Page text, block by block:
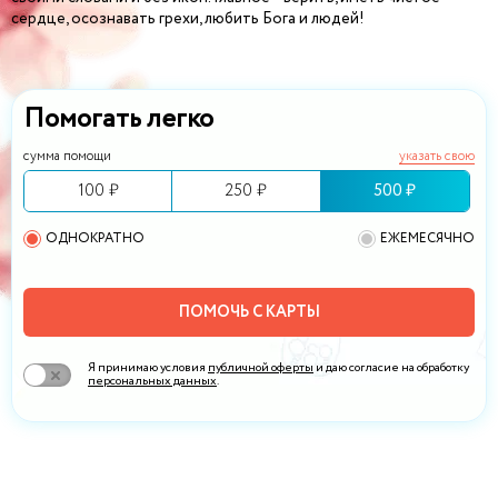
Помогать легко
сумма помощи указать свою
100 ₽ 250 ₽ 500 ₽
ОДНОКРАТНО ЕЖЕМЕСЯЧНО
ПОМОЧЬ С КАРТЫ
Я принимаю условияпубличной офертыи даю согласие на обработку
персональных данных.
сердце, осознавать грехи, любить Бога и людей!